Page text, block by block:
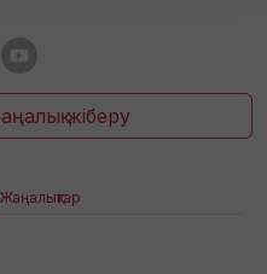
жіберу
Жаңалықтар